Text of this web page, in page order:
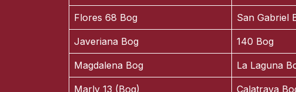
Flores 68 Bog San Gabriel
Javeriana Bog 140 Bog
Magdalena Bog La Laguna
Marly 13 (Bog) Calatrava